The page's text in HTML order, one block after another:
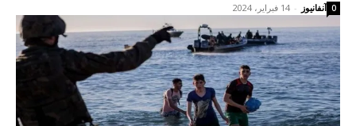
آنفانيوز - 14 فبراير، 2024 0